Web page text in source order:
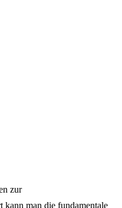
zur
kann man die fundamentale